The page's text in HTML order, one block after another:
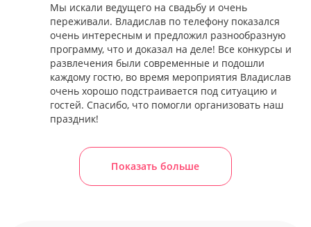
Мы искали ведущего на свадьбу и очень
переживали. Владислав по телефону показался
очень интересным и предложил разнообразную
программу, что и доказал на деле! Все конкурсы и
развлечения были современные и подошли
каждому гостю, во время мероприятия Владислав
очень хорошо подстраивается под ситуацию и
гостей. Спасибо, что помогли организовать наш
праздник!
Показать больше